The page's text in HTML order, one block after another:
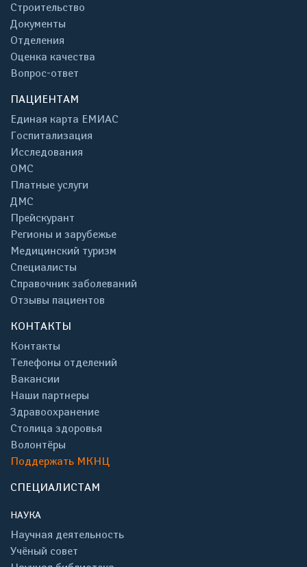
Строительство
Документы
Отделения
Оценка качества
Вопрос-ответ
ПАЦИЕНТАМ
Единая карта ЕМИАС
Госпитализация
Исследования
ОМС
Платные услуги
ДМС
Прейскурант
Регионы и зарубежье
Медицинский туризм
Специалисты
Справочник заболеваний
Отзывы пациентов
КОНТАКТЫ
Контакты
Телефоны отделений
Вакансии
Наши партнеры
Здравоохранение
Столица здоровья
Волонтёры
Поддержать МКНЦ
СПЕЦИАЛИСТАМ
НАУКА
Научная деятельность
Учёный совет